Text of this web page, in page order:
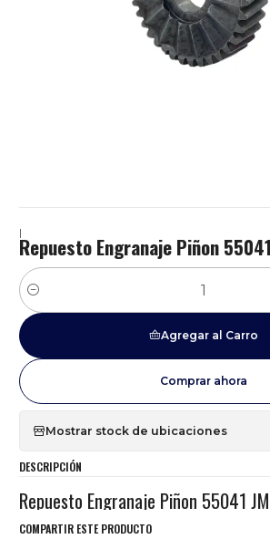
|
Repuesto Engranaje Piñon
Cantidad
Agregar al Carro
Comprar ahora
Mostrar stock de ubicaciones
DESCRIPCIÓN
Repuesto Engranaje Piñon 55041
COMPARTIR ESTE PRODUCTO